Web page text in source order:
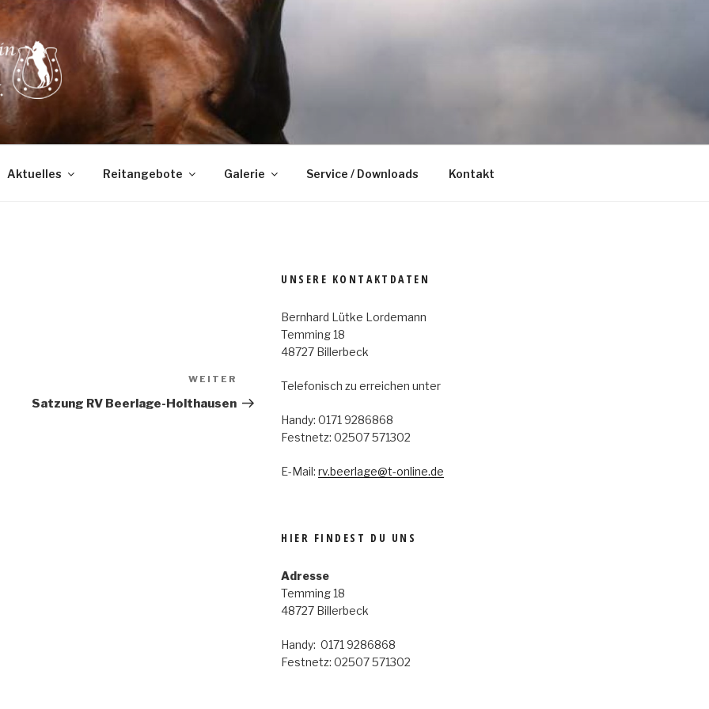
Aktuelles Reitangebote Galerie Service / Downloads Kontakt
Nächster
Beitrag
WEITER
Satzung RV Beerlage-Holthausen
UNSERE KONTAKTDATEN
Bernhard Lütke Lordemann
Temming 18
48727 Billerbeck
Telefonisch zu erreichen unter
Handy: 0171 9286868
Festnetz: 02507 571302
E-Mail:rv.beerlage@t-online.de
HIER FINDEST DU UNS
Adresse
Temming 18
48727 Billerbeck
Handy: 0171 9286868
Festnetz: 02507 571302